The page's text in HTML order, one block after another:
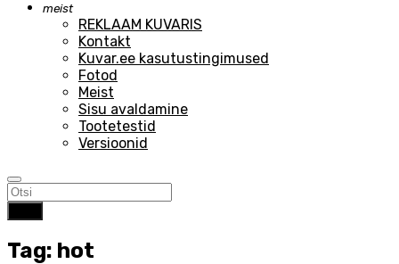
meist
REKLAAM KUVARIS
Kontakt
Kuvar.ee kasutustingimused
Fotod
Meist
Sisu avaldamine
Tootetestid
Versioonid
Tag: hot